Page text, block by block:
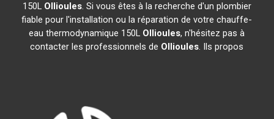
150L Ollioules. Si vous êtes à la recherche d'un plombier
fiable pour l'installation ou la réparation de votre chauffe-
eau thermodynamique 150L Ollioules, n'hésitez pas à
contacter les professionnels de Ollioules. Ils propos